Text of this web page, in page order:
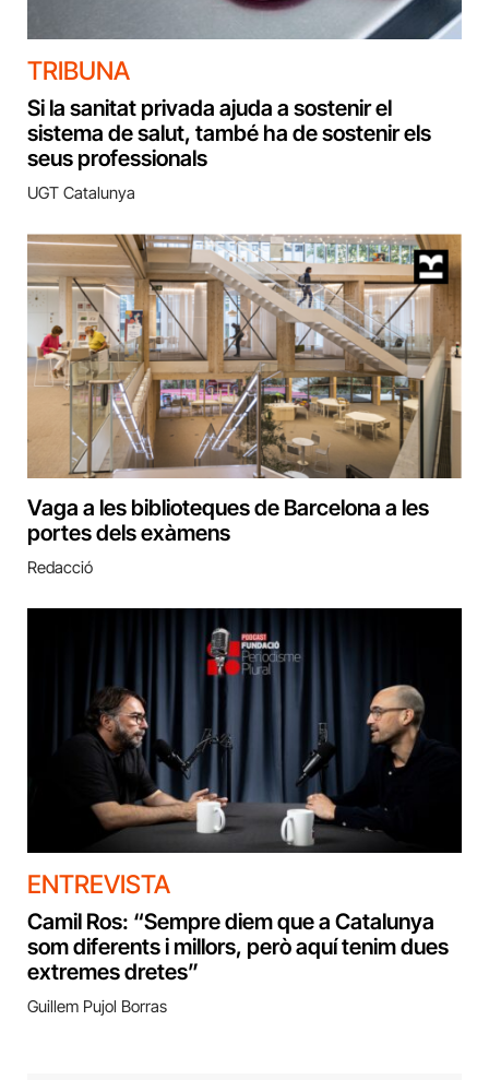
TRIBUNA
Si la sanitat privada ajuda a sostenir el
sistema de salut, també ha de sostenir els
seus professionals
UGT Catalunya
Vaga a les biblioteques de Barcelona a les
portes dels exàmens
Redacció
ENTREVISTA
Camil Ros: “Sempre diem que a Catalunya
som diferents i millors, però aquí tenim dues
extremes dretes”
Guillem Pujol Borras